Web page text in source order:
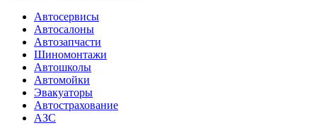
Автосервисы
Автосалоны
Автозапчасти
Шиномонтажи
Автошколы
Автомойки
Эвакуаторы
Автострахование
АЗС